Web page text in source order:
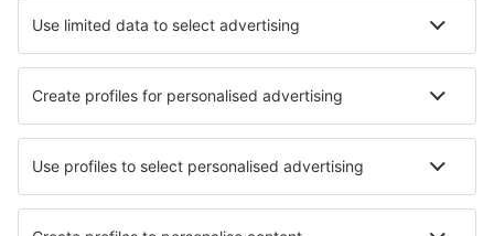
Hotels in Francistown Hotels in Palapye
Hotels in Gaborone Hotels in Jwaneng Hotels in Maun
Hotels in Shakawe Hotels Central Kalahari